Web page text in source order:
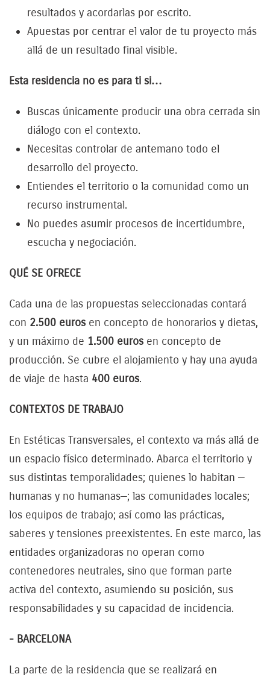
resultados y acordarlas por escrito.
Apuestas por centrar el valor de tu proyecto más
allá de un resultado final visible.
Esta residencia no es para ti si…
Buscas únicamente producir una obra cerrada sin
diálogo con el contexto.
Necesitas controlar de antemano todo el
desarrollo del proyecto.
Entiendes el territorio o la comunidad como un
recurso instrumental.
No puedes asumir procesos de incertidumbre,
escucha y negociación.
QUÉ SE OFRECE
Cada una de las propuestas seleccionadas contará
con 2.500 euros en concepto de honorarios y dietas,
y un máximo de 1.500 euros en concepto de
producción. Se cubre el alojamiento y hay una ayuda
de viaje de hasta 400 euros.
CONTEXTOS DE TRABAJO
En Estéticas Transversales, el contexto va más allá de
un espacio físico determinado. Abarca el territorio y
sus distintas temporalidades; quienes lo habitan —
humanas y no humanas—; las comunidades locales;
los equipos de trabajo; así como las prácticas,
saberes y tensiones preexistentes. En este marco, las
entidades organizadoras no operan como
contenedores neutrales, sino que forman parte
activa del contexto, asumiendo su posición, sus
responsabilidades y su capacidad de incidencia.
- BARCELONA
La parte de la residencia que se realizará en